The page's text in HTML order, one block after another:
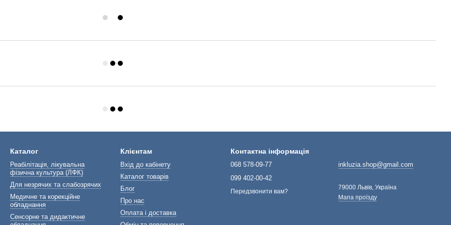
Каталог
Реабілітація, лікувальна
фізична культура (ЛФК)
Для незрячих та слабозрячих
Медичне та корекційне
обладнання
Сенсорне та дидактичне
Клієнтам
Вхід до кабінету
Каталог товарів
Блог
Про нас
Оплата і доставка
Контактна інформація
068 578-09-77
099 402-00-42
Передзвонити вам?
inkluzia.shop@gmail.com
79000 Львів, Україна
Мапа проїзду